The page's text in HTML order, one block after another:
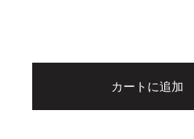
カートに追加